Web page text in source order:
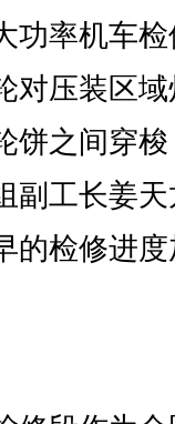
功率机车
对压装区
饼之间穿
副工长姜
的检修进